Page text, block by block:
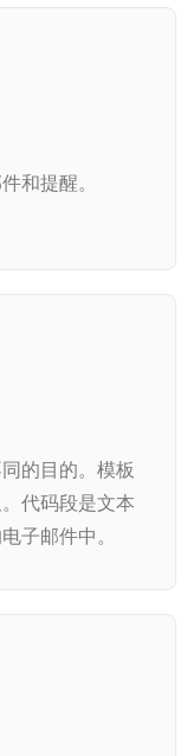
和提醒。
的目的。模板
代码段是文本
子邮件中。